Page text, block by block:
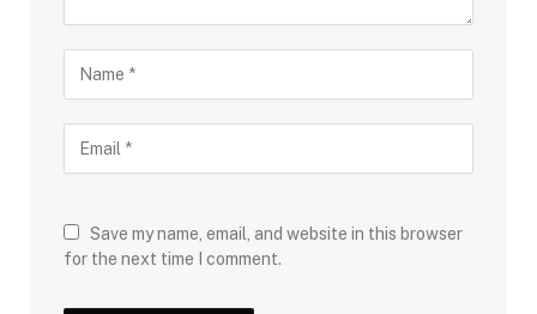
Save my name, email, and website in this browser
for the next time I comment.